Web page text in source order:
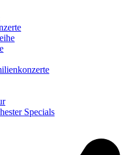
Specials